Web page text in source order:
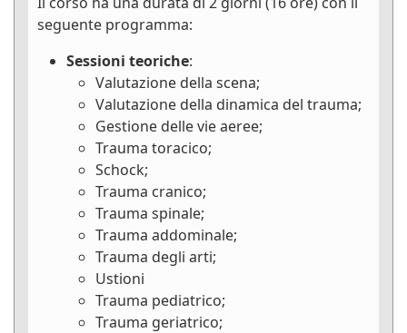
seguente programma:
Sessioni teoriche:
Valutazione della scena;
Valutazione della dinamica del trauma;
Gestione delle vie aeree;
Trauma toracico;
Schock;
Trauma cranico;
Trauma spinale;
Trauma addominale;
Trauma degli arti;
Ustioni
Trauma pediatrico;
Trauma geriatrico;